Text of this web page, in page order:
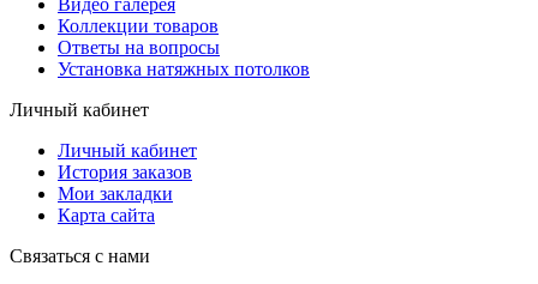
Коллекции товаров
Ответы на вопросы
Установка натяжных потолков
Личный кабинет
Личный кабинет
История заказов
Мои закладки
Карта сайта
Связаться с нами